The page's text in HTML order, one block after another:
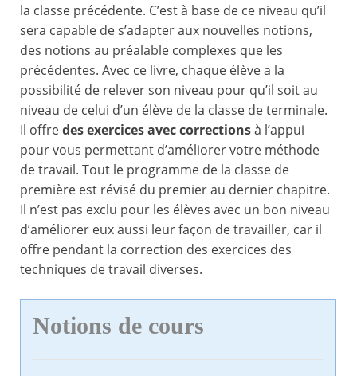
la classe précédente. C’est à base de ce niveau qu’il
sera capable de s’adapter aux nouvelles notions,
des notions au préalable complexes que les
précédentes. Avec ce livre, chaque élève a la
possibilité de relever son niveau pour qu’il soit au
niveau de celui d’un élève de la classe de terminale.
Il offredes exercices avec correctionsà l’appui
pour vous permettant d’améliorer votre méthode
de travail. Tout le programme de la classe de
première est révisé du premier au dernier chapitre.
Il n’est pas exclu pour les élèves avec un bon niveau
d’améliorer eux aussi leur façon de travailler, car il
offre pendant la correction des exercices des
techniques de travail diverses.
Notions de cours